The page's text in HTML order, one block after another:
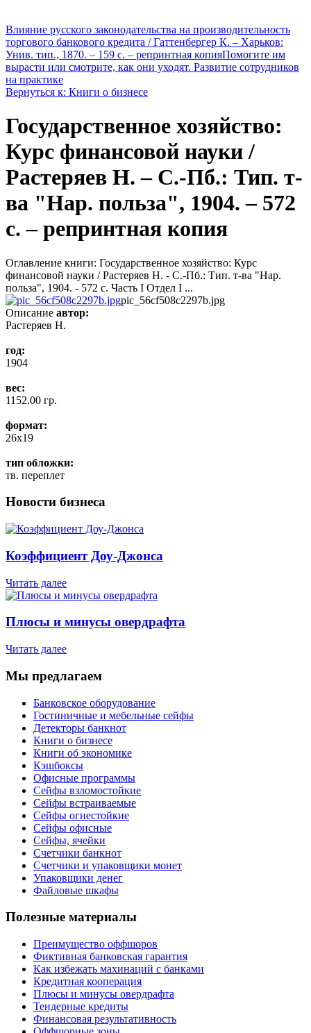
Влияние русского законодательства на производительность
торгового банкового кредита / Гаттенбергер К. – Харьков:
Унив. тип., 1870. – 159 с. – репринтная копияПомогите им
вырасти или смотрите, как они уходят. Развитие сотрудников
на практике
Вернуться к: Книги о бизнесе
Государственное хозяйство:
Курс финансовой науки /
Растеряев Н. – С.-Пб.: Тип. т-
ва "Нар. польза", 1904. – 572
с. – репринтная копия
Оглавление книги: Государственное хозяйство: Курс
финансовой науки / Растеряев Н. - С.-Пб.: Тип. т-ва "Нар.
польза", 1904. - 572 с. Часть I Отдел I ...
pic_56cf508c2297b.jpg
Описание автор:
Растеряев Н.
год:
1904
вес:
1152.00 гр.
формат:
26x19
тип обложки:
тв. переплет
Новости бизнеса
Коэффициент Доу-Джонса
Читать далее
Плюсы и минусы овердрафта
Читать далее
Мы предлагаем
Банковское оборудование
Гостиничные и мебельные сейфы
Детекторы банкнот
Книги о бизнесе
Книги об экономике
Кэшбоксы
Офисные программы
Сейфы взломостойкие
Сейфы встраиваемые
Сейфы огнестойкие
Сейфы офисные
Сейфы, ячейки
Счетчики банкнот
Счетчики и упаковщики монет
Упаковщики денег
Файловые шкафы
Полезные материалы
Преимущество оффшоров
Фиктивная банковская гарантия
Как избежать махинаций с банками
Кредитная кооперация
Плюсы и минусы овердрафта
Тендерные кредиты
Финансовая результативность